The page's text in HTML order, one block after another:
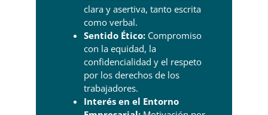
clara y asertiva, tanto escrita
como verbal.
Sentido Ético:Compromiso
con la equidad, la
confidencialidad y el respeto
por los derechos de los
trabajadores.
Interés en el Entorno